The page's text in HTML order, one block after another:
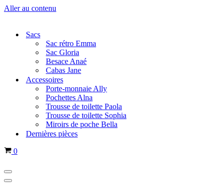
Aller au contenu
Sacs
Sac rétro Emma
Sac Gloria
Besace Anaé
Cabas Jane
Accessoires
Porte-monnaie Ally
Pochettes Alna
Trousse de toilette Paola
Trousse de toilette Sophia
Miroirs de poche Bella
Dernières pièces
Panier
0
Menu
de
Menu